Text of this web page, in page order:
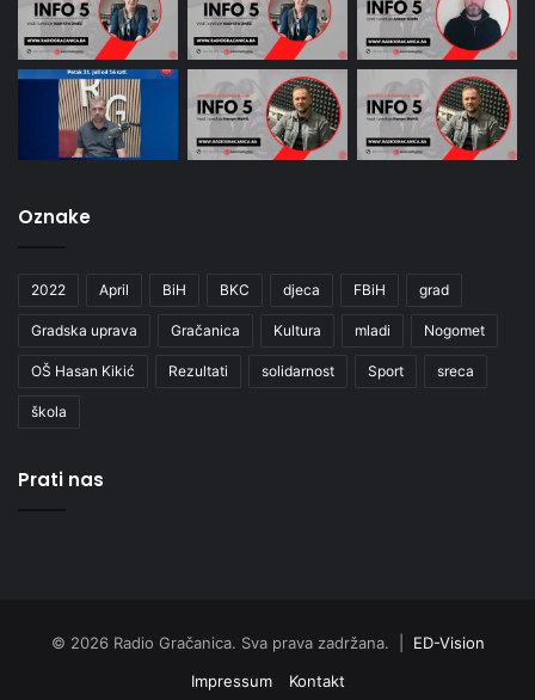
Oznake
2022 April BiH BKC djeca FBiH grad
Gradska uprava Gračanica Kultura mladi Nogomet
OŠ Hasan Kikić Rezultati solidarnost Sport sreca
škola
Prati nas
© 2026 Radio Gračanica. Sva prava zadržana. | ED-Vision
Impressum
Kontakt